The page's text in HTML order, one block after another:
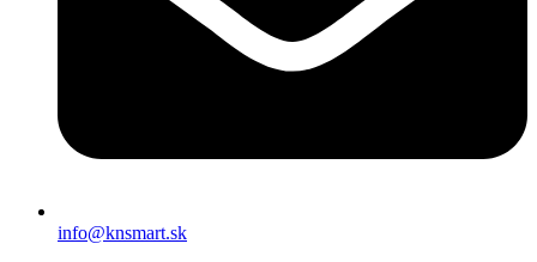
info@knsmart.sk